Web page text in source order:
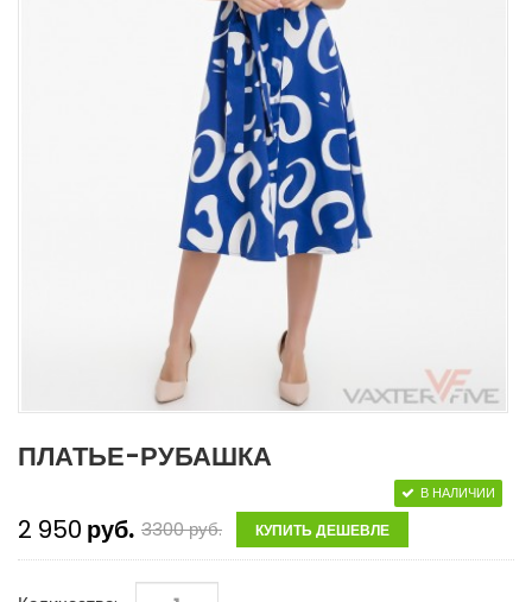
ПЛАТЬЕ-РУБАШКА
2 950 руб. 3300руб. КУПИТЬ ДЕШЕВЛЕ
В НАЛИЧИИ